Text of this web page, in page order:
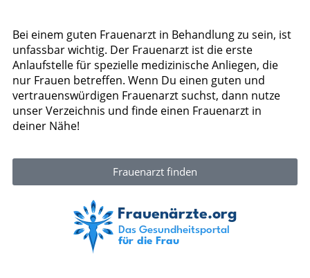
Bei einem guten Frauenarzt in Behandlung zu sein, ist
unfassbar wichtig. Der Frauenarzt ist die erste
Anlaufstelle für spezielle medizinische Anliegen, die
nur Frauen betreffen. Wenn Du einen guten und
vertrauenswürdigen Frauenarzt suchst, dann nutze
unser Verzeichnis und finde einen Frauenarzt in
deiner Nähe!
Frauenarzt finden